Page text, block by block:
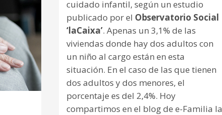
cuidado infantil, según un estudio
publicado por el Observatorio Social
‘laCaixa’. Apenas un 3,1% de las
viviendas donde hay dos adultos con
un niño al cargo están en esta
situación. En el caso de las que tienen
dos adultos y dos menores, el
porcentaje es del 2,4%. Hoy
compartimos en el blog de e-Familia la